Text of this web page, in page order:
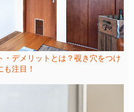
・デメリットとは？覗き穴をつけ
注目！